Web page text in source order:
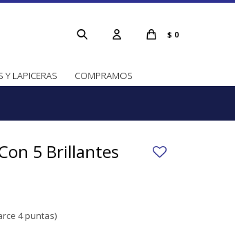
Y LAPICERAS COMPRAMOS
$ 0
5 Brillantes
4 puntas)